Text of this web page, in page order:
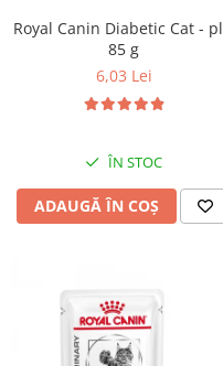
Royal Canin Diabetic Cat -
85 g
6,03 Lei
ÎN STOC
ADAUGĂ ÎN COȘ